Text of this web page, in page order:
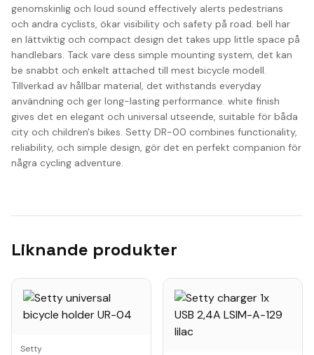
genomskinlig och loud sound effectively alerts pedestrians
och andra cyclists, ökar visibility och safety på road. bell har
en lättviktig och compact design det takes upp little space på
handlebars. Tack vare dess simple mounting system, det kan
be snabbt och enkelt attached till mest bicycle modell.
Tillverkad av hållbar material, det withstands everyday
användning och ger long-lasting performance. white finish
gives det en elegant och universal utseende, suitable för båda
city och children's bikes. Setty DR-00 combines functionality,
reliability, och simple design, gör det en perfekt companion för
några cycling adventure.
Liknande produkter
Setty